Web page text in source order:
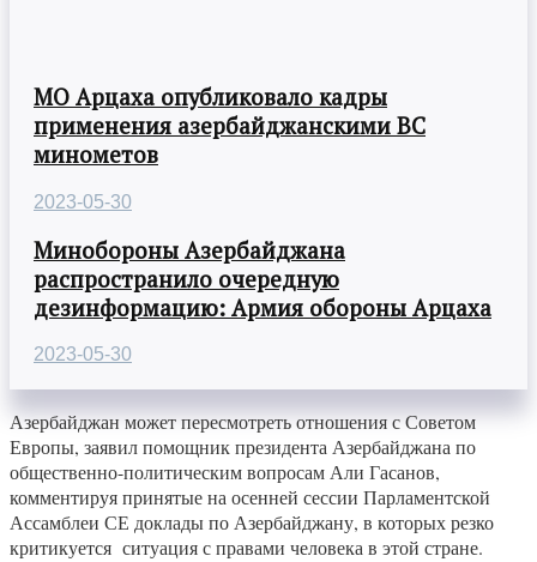
МО Арцаха опубликовало кадры
применения азербайджанскими ВС
минометов
2023-05-30
Минобороны Азербайджана
распространило очередную
дезинформацию: Армия обороны Арцаха
2023-05-30
Азербайджан может пересмотреть отношения с Советом
Европы, заявил помощник президента Азербайджана по
общественно-политическим вопросам Али Гасанов,
комментируя принятые на осенней сессии Парламентской
Ассамблеи СЕ доклады по Азербайджану, в которых резко
критикуется ситуация с правами человека в этой стране.